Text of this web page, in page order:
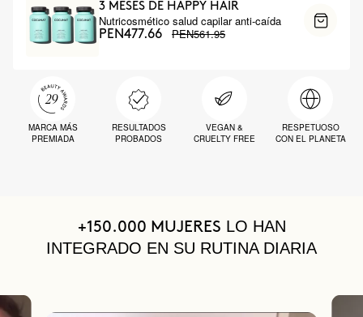
3 MESES DE HAPPY HAIR
Nutricosmético salud capilar anti-caída
PEN477.66 PEN561.95
MARCA MÁS
PREMIADA
RESULTADOS
PROBADOS
VEGAN &
CRUELTY FREE
RESPETUOSO
CON EL PLANETA
+150.000 MUJERES LO HAN
INTEGRADO EN SU RUTINA DIARIA